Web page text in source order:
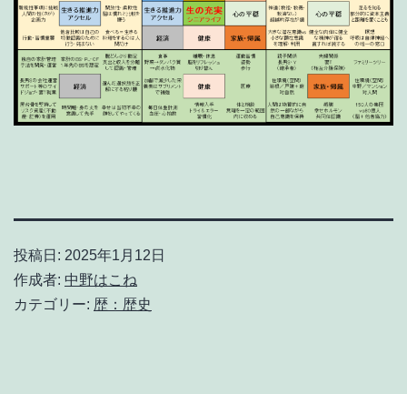
投稿日: 2025年1月12日
作成者: 中野はこね
カテゴリー: 歴：歴史